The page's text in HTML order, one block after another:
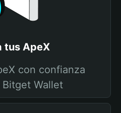
tus ApeX
con confianza
Wallet